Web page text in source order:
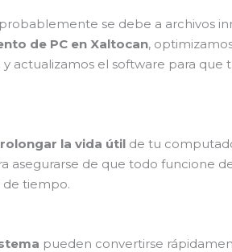
se debe a archivos
de PC en Xaltocan,
y actualizamos el software para
la vida útil de tu
asegurarse de que todo funcione
tiempo.
pueden convertirse